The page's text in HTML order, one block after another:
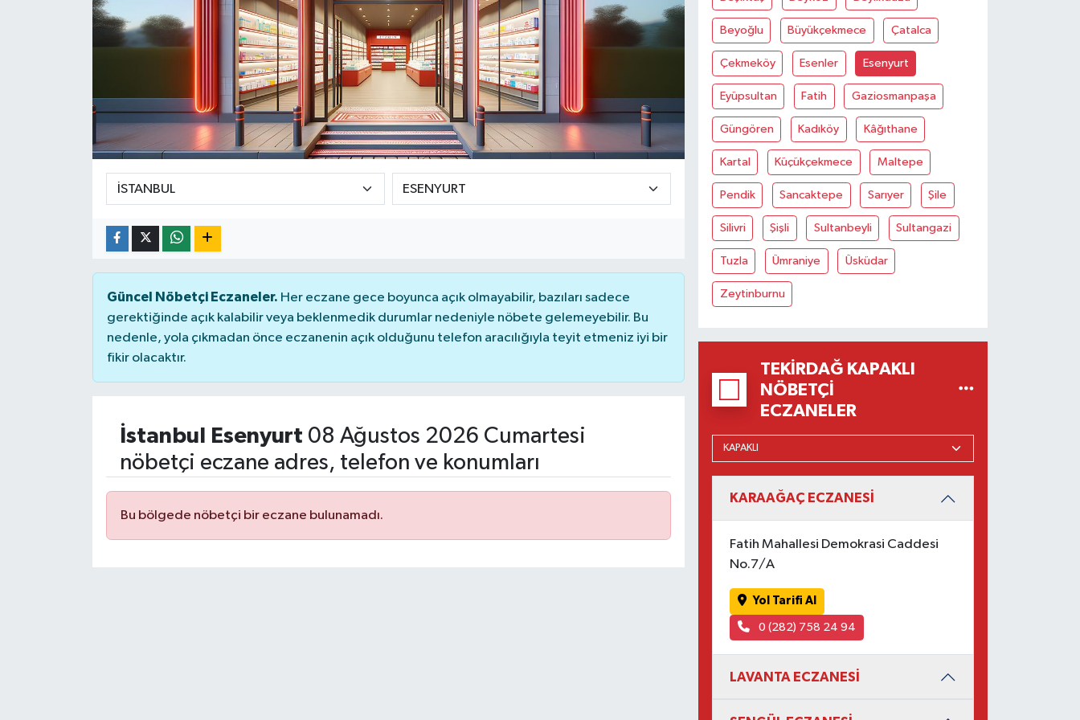
Güncel Nöbetçi Eczaneler. Her eczane gece boyunca açık olmayabilir, bazıları sadece
gerektiğinde açık kalabilir veya beklenmedik durumlar nedeniyle nöbete gelemeyebilir. Bu
nedenle, yola çıkmadan önce eczanenin açık olduğunu telefon aracılığıyla teyit etmeniz iyi bir
fikir olacaktır.
İstanbul Esenyurt 08 Ağustos 2026 Cumartesi
nöbetçi eczane adres, telefon ve konumları
Bu bölgede nöbetçi bir eczane bulunamadı.
Beyoğlu Büyükçekmece Çatalca
Çekmeköy Esenler Esenyurt
Eyüpsultan Fatih Gaziosmanpaşa
Güngören Kadıköy Kâğıthane
Kartal Küçükçekmece Maltepe
Pendik Sancaktepe Sarıyer Şile
Silivri Şişli Sultanbeyli Sultangazi
Tuzla Ümraniye Üsküdar
Zeytinburnu
TEKIRDAĞ KAPAKLI
NÖBETÇI
ECZANELER
KARAAĞAÇ ECZANESİ
Fatih Mahallesi Demokrasi Caddesi
No.7/A
Yol Tarifi Al
0 (282) 758 24 94
LAVANTA ECZANESİ
Ekonomi
Teknoloji